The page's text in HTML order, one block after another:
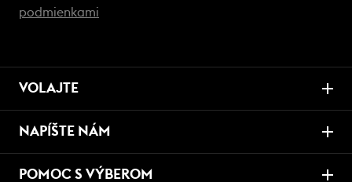
podmienkami
VOLAJTE
NAPÍŠTE NÁM
POMOC S VÝBEROM